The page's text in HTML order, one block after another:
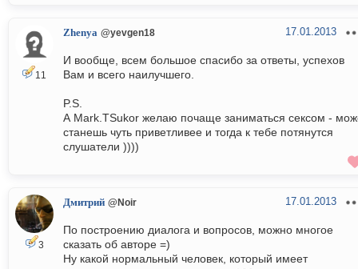
11
Zhenya @yevgen18 17.01.2013
И вообще, всем большое спасибо за ответы, успехов
Вам и всего наилучшего.
P.S.
А Mark.TSukor желаю почаще заниматься сексом -
станешь чуть приветливее и тогда к тебе потянутся
слушатели ))))
3
Дмитрий @Noir 17.01.2013
По построению диалога и вопросов, можно многое
сказать об авторе =)
Ну какой нормальный человек, который имеет